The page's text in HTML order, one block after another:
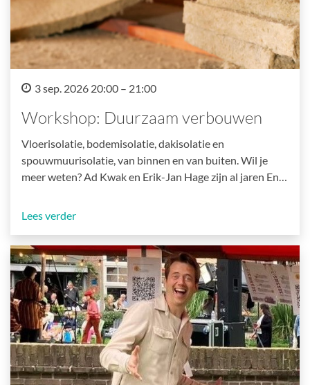
3 sep. 2026 20:00 – 21:00
Workshop: Duurzaam verbouwen
Vloerisolatie, bodemisolatie, dakisolatie en
spouwmuurisolatie, van binnen en van buiten. Wil je
meer weten? Ad Kwak en Erik-Jan Hage zijn al jaren En…
Lees verder